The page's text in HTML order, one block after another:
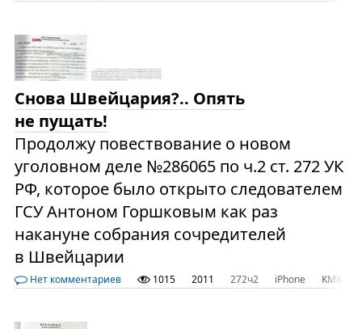
Снова Швейцария?.. Опять
не пущать!
Продолжу повествование о новом
уголовном деле №286065 по ч.2 ст. 272 УК
РФ, которое было открыто следователем
ГСУ Антоном Горшковым как раз
накануне собрания сочредителей
в Швейцарии
Нет комментариев 1015 2011 272ч2 iPhone KMK